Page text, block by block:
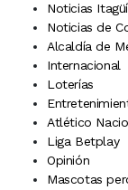
Noticias Itagüí
Noticias de
Alcaldía de
Internacional
Loterías
Atlético
Liga Betplay
Opinión
Mascotas